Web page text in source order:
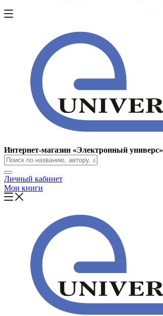
Интернет-магазин «Электронный универс»
Личный кабинет
Мои книги